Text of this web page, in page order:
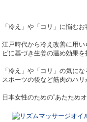
「冷え」や「コリ」に悩む
江戸時代から冷え改善に用い
ピに基づき生姜の温め効果
「冷え」や「コリ」の気にな
スポーツの後など筋肉のハリ
日本女性のための”あたため